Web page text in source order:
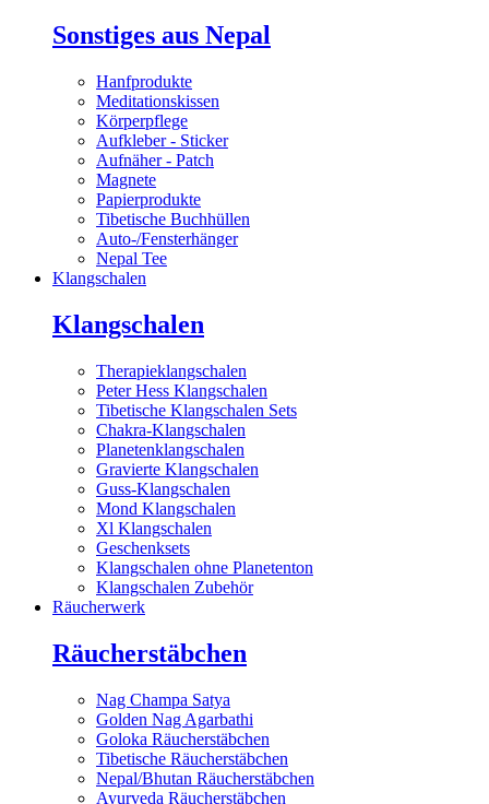
Sonstiges aus Nepal
Hanfprodukte
Meditationskissen
Körperpflege
Aufkleber - Sticker
Aufnäher - Patch
Magnete
Papierprodukte
Tibetische Buchhüllen
Auto-/Fensterhänger
Nepal Tee
Klangschalen
Klangschalen
Therapieklangschalen
Peter Hess Klangschalen
Tibetische Klangschalen Sets
Chakra-Klangschalen
Planetenklangschalen
Gravierte Klangschalen
Guss-Klangschalen
Mond Klangschalen
Xl Klangschalen
Geschenksets
Klangschalen ohne Planetenton
Klangschalen Zubehör
Räucherwerk
Räucherstäbchen
Nag Champa Satya
Golden Nag Agarbathi
Goloka Räucherstäbchen
Tibetische Räucherstäbchen
Nepal/Bhutan Räucherstäbchen
Ayurveda Räucherstäbchen